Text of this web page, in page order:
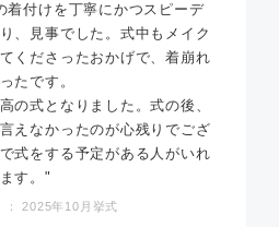
着付けを丁寧にかつスピーデ
、見事でした。式中もメイク
くださったおかげで、着崩れ
たです。
の式となりました。式の後、
えなかったのが心残りでござ
式をする予定がある人がいれ
す。"
： 2025年10月挙式